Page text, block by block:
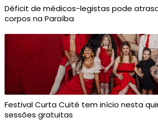
Déficit de médicos-legistas pode
corpos na Paraíba
Festival Curta Cuité tem início nesta
sessões gratuitas